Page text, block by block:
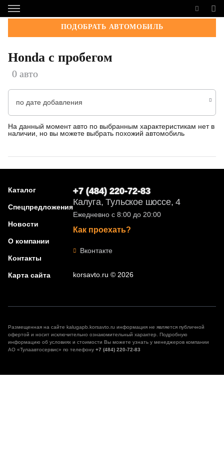
ПОДОБРАТЬ АВТОМОБИЛЬ
Honda с пробегом
0 авто
по дате добавления
На данный момент авто по выбранным характеристикам нет в
наличии, но вы можете выбрать похожий автомобиль
Каталог
Спецпредложения
Новости
О компании
Контакты
Карта сайта
+7 (484) 220-72-83
Калуга, Тульское шоссе, 4
Ежедневно с 8:00 до 20:00
Как проехать?
Вконтакте
korsavto.ru © 2026
Размещенная на сайте kalugapb.korsavto.ru информация не является публичной
офертой и носит исключительно ознакомительный характер. Подробную
информацию об условиях и стоимости Вы можете узнать у менеджеров компании
АО «Тулаавтосервис» по телефону +7 (484) 220-72-83